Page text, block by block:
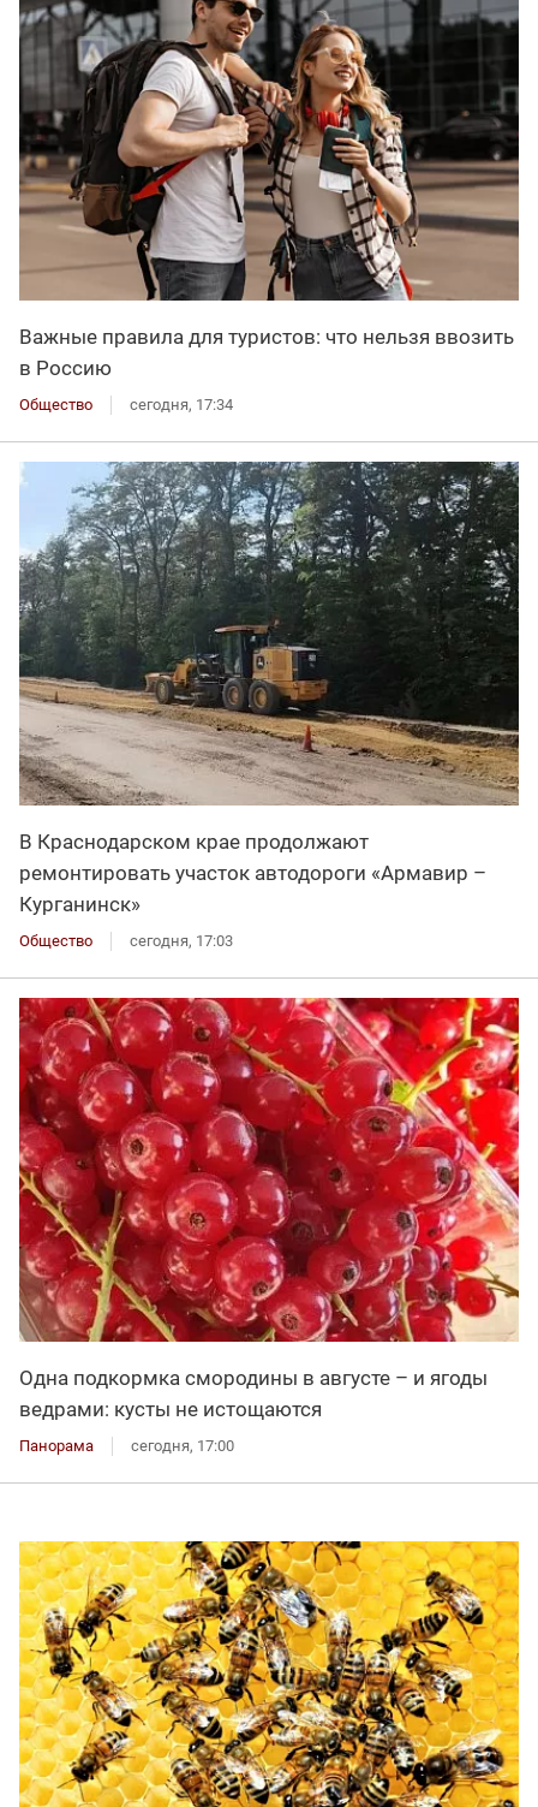
Важные правила для туристов: что нельзя ввозить
в Россию
Общество сегодня, 17:34
В Краснодарском крае продолжают
ремонтировать участок автодороги «Армавир –
Курганинск»
Общество сегодня, 17:03
Одна подкормка смородины в августе – и ягоды
ведрами: кусты не истощаются
Панорама сегодня, 17:00